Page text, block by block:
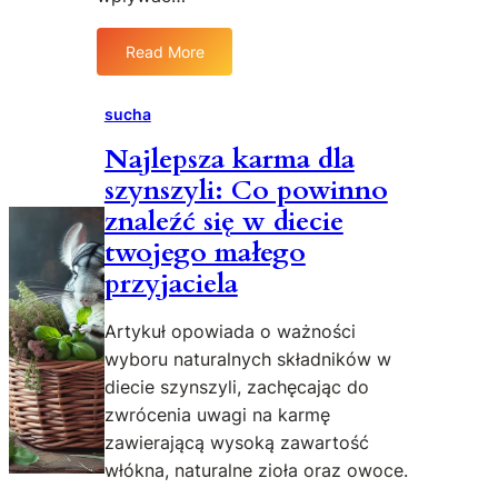
ż
n
i
e
w
a
d
n
i
k
d
a
w
ł
a
ś
c
e
j
s
u
y
d
l
a
p
r
z
y
d
y
Read More
n
i
k
i
d
o
a
k
w
a
i
u
m
sucha
Najlepsza karma dla
szynszyli: Co powinno
znaleźć się w diecie
twojego małego
przyjaciela
Artykuł opowiada o ważności
wyboru naturalnych składników w
diecie szynszyli, zachęcając do
zwrócenia uwagi na karmę
zawierającą wysoką zawartość
włókna, naturalne zioła oraz owoce.